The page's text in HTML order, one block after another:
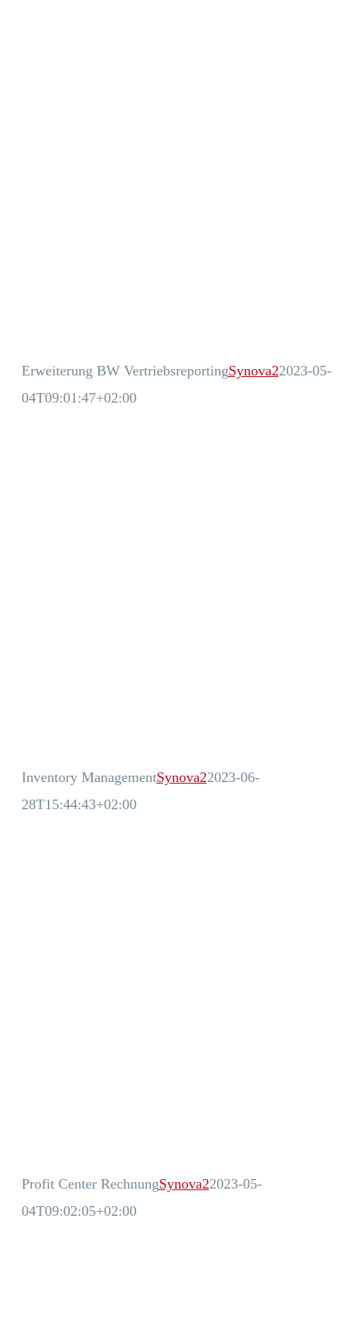
Erweiterung BW VertriebsreportingSynova22023-05-
04T09:01:47+02:00
Inventory ManagementSynova22023-06-
28T15:44:43+02:00
Profit Center RechnungSynova22023-05-
04T09:02:05+02:00